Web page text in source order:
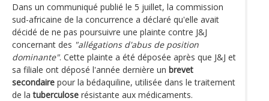
Dans un communiqué publié le 5 juillet, la commission
sud-africaine de la concurrence a déclaré qu'elle avait
décidé de ne pas poursuivre une plainte contre J&J
concernant des "allégations d'abus de position
dominante". Cette plainte a été déposée après que J&J et
sa filiale ont déposé l'année dernière un brevet
secondaire pour la bédaquiline, utilisée dans le traitement
de latuberculose résistante aux médicaments.